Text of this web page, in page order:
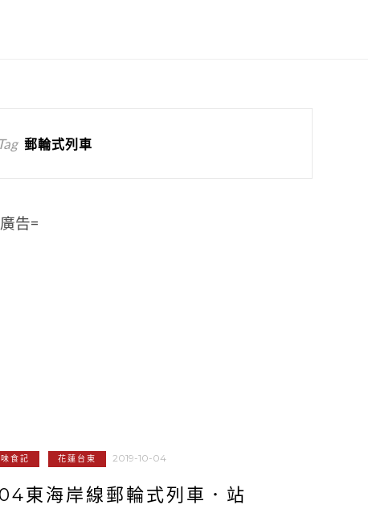
郵輪式列車
告=
食記 花蓮台東 2019-10-04
東海岸線郵輪式列車．站